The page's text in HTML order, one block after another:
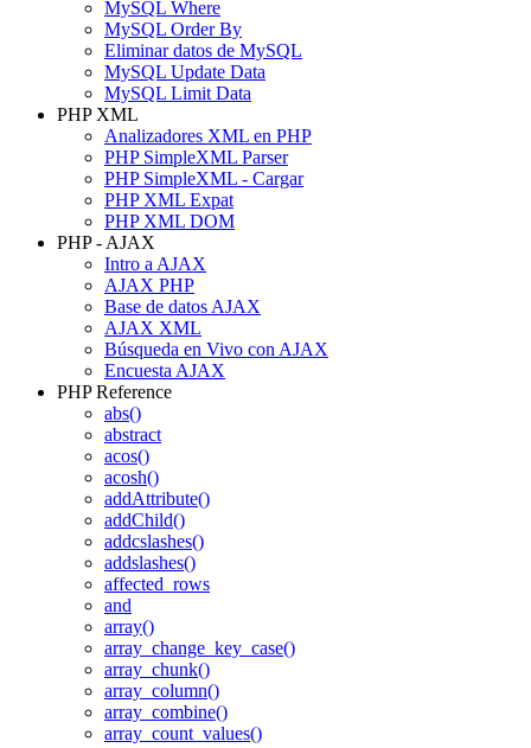
MySQL Where
MySQL Order By
Eliminar datos de MySQL
MySQL Update Data
MySQL Limit Data
PHP XML
Analizadores XML en PHP
PHP SimpleXML Parser
PHP SimpleXML - Cargar
PHP XML Expat
PHP XML DOM
PHP - AJAX
Intro a AJAX
AJAX PHP
Base de datos AJAX
AJAX XML
Búsqueda en Vivo con AJAX
Encuesta AJAX
PHP Reference
abs()
abstract
acos()
acosh()
addAttribute()
addChild()
addcslashes()
addslashes()
affected_rows
and
array()
array_change_key_case()
array_chunk()
array_column()
array_combine()
array_count_values()